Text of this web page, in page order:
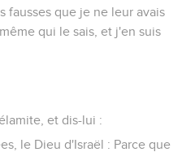
fausses que je ne leur avais
qui le sais, et j'en suis
et dis-lui :
le Dieu d'Israël : Parce que